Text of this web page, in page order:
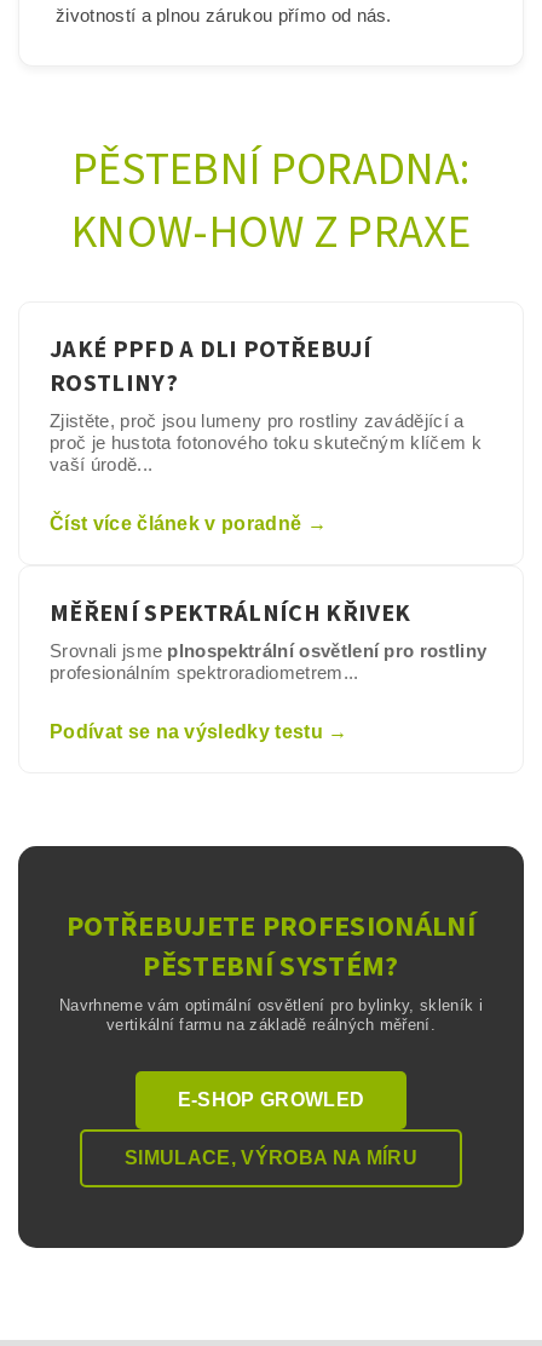
životností a plnou zárukou přímo od nás.
PĚSTEBNÍ PORADNA:
KNOW-HOW Z PRAXE
JAKÉ PPFD A DLI POTŘEBUJÍ
ROSTLINY?
Zjistěte, proč jsou lumeny pro rostliny zavádějící a
proč je hustota fotonového toku skutečným klíčem k
vaší úrodě...
Číst více článek v poradně →
MĚŘENÍ SPEKTRÁLNÍCH KŘIVEK
Srovnali jsme plnospektrální osvětlení pro rostliny
profesionálním spektroradiometrem...
Podívat se na výsledky testu →
POTŘEBUJETE PROFESIONÁLNÍ
PĚSTEBNÍ SYSTÉM?
Navrhneme vám optimální osvětlení pro bylinky, skleník i
vertikální farmu na základě reálných měření.
E-SHOP GROWLED
SIMULACE, VÝROBA NA MÍRU